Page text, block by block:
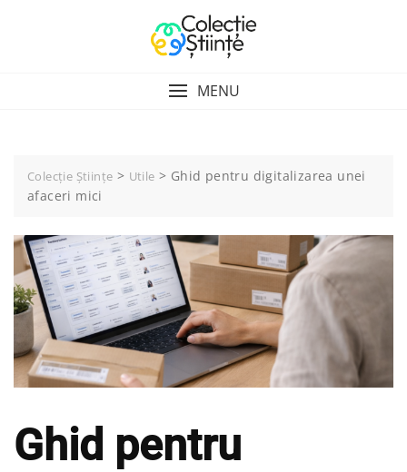
MENU
Colecție Științe > Utile > Ghid pentru digitalizarea unei
afaceri mici
Ghid pentru